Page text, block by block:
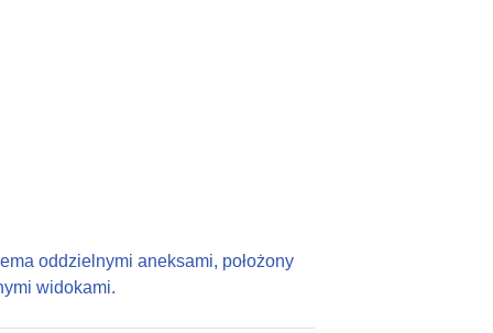
oddzielnymi aneksami, położony
widokami.